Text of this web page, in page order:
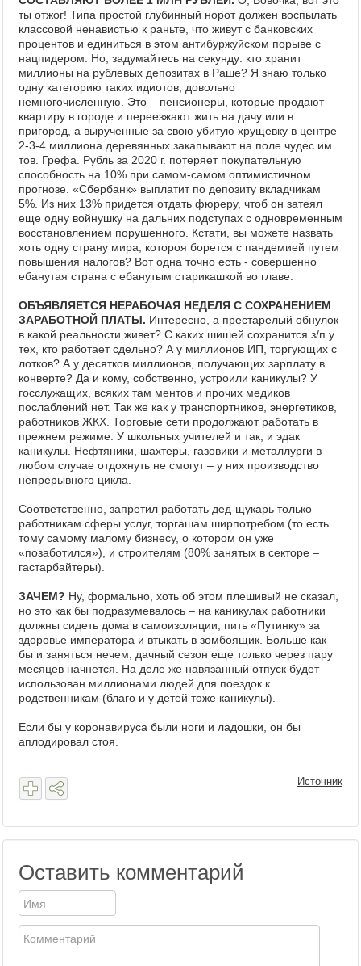
ты отжог! Типа простой глубинный норот должен воспылать
классовой ненавистью к раньте, что живут с банковских
процентов и единиться в этом антибуржуйском порыве с
нацпидером. Но, задумайтесь на секунду: кто хранит
миллионы на рублевых депозитах в Раше? Я знаю только
одну категорию таких идиотов, довольно
немногочисленную. Это – пенсионеры, которые продают
квартиру в городе и переезжают жить на дачу или в
пригород, а вырученные за свою убитую хрущевку в центре
2-3-4 миллиона деревянных закапывают на поле чудес им.
тов. Грефа. Рубль за 2020 г. потеряет покупательную
способность на 10% при самом-самом оптимистичном
прогнозе. «Сбербанк» выплатит по депозиту вкладчикам
5%. Из них 13% придется отдать фюреру, чтоб он затеял
еще одну войнушку на дальних подступах с одновременным
восстановлением порушенного. Кстати, вы можете назвать
хоть одну страну мира, котороя борется с пандемией путем
повышения налогов? Вот одна точно есть - совершенно
ебанутая страна с ебанутым старикашкой во главе.
ОБЪЯВЛЯЕТСЯ НЕРАБОЧАЯ НЕДЕЛЯ С СОХРАНЕНИЕМ
ЗАРАБОТНОЙ ПЛАТЫ. Интересно, а престарелый обнулок
в какой реальности живет? С каких шишей сохранится з/п у
тех, кто работает сдельно? А у миллионов ИП, торгующих с
лотков? А у десятков миллионов, получающих зарплату в
конверте? Да и кому, собственно, устроили каникулы? У
госслужащих, всяких там ментов и прочих медиков
послаблений нет. Так же как у транспортников, энергетиков,
работников ЖКХ. Торговые сети продолжают работать в
прежнем режиме. У школьных учителей и так, и эдак
каникулы. Нефтяники, шахтеры, газовики и металлурги в
любом случае отдохнуть не смогут – у них производство
непрерывного цикла.
Соответственно, запретил работать дед-щукарь только
работникам сферы услуг, торгашам ширпотребом (то есть
тому самому малому бизнесу, о котором он уже
«позаботился»), и строителям (80% занятых в секторе –
гастарбайтеры).
ЗАЧЕМ? Ну, формально, хоть об этом плешивый не сказал,
но это как бы подразумевалось – на каникулах работники
должны сидеть дома в самоизоляции, пить «Путинку» за
здоровье императора и втыкать в зомбоящик. Больше как
бы и заняться нечем, дачный сезон еще только через пару
месяцев начнется. На деле же навязанный отпуск будет
использован миллионами людей для поездок к
родственникам (благо и у детей тоже каникулы).
Если бы у коронавируса были ноги и ладошки, он бы
аплодировал стоя.
Источник
Оставить комментарий